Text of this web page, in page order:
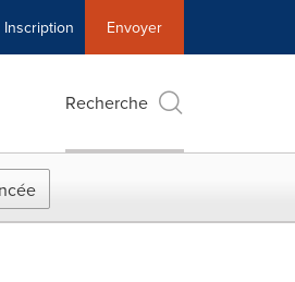
Inscription Envoyer
Recherche